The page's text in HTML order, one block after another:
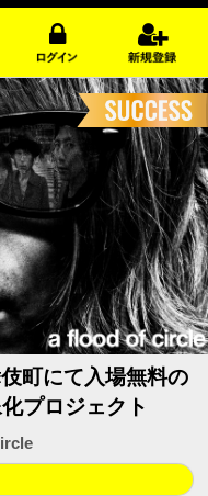
町にて入場無料の
プロジェクト